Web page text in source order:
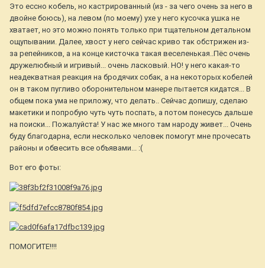
Это ессно кобель, но кастрированный (из - за чего очень за него в
двойне боюсь), на левом (по моему) ухе у него кусочка ушка не
хватает, но это можно понять только при тщательном детальном
ощупывании. Далее, хвост у него сейчас криво так обстрижен из-
за репейников, а на конце кисточка такая веселенькая..Пёс очень
дружелюбный и игривый... очень ласковый. НО! у него какая-то
неадекватная реакция на бродячих собак, а на некоторых кобелей
он в таком пугливо оборонительном манере пытается кидатся... В
общем пока ума не приложу, что делать.. Сейчас допишу, сделаю
макетики и попробую чуть чуть поспать, а потом понесусь дальше
на поиски... Пожалуйста! У нас же много там народу живет... Очень
буду благодарна, если несколько человек помогут мне прочесать
районы и обвесить все объявами... :(
Вот его фоты:
ПОМОГИТЕ!!!!